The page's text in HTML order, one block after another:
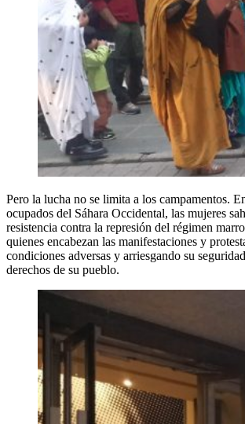
Pero la lucha no se limita a los campamentos.
ocupados del Sáhara Occidental, las mujeres
resistencia contra la represión del régimen
quienes encabezan las manifestaciones y
condiciones adversas y arriesgando su
derechos de su pueblo.